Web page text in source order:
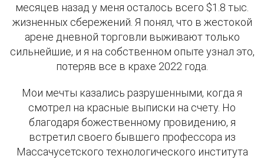
месяцев назад у меня осталось всего $1.8 тыс.
жизненных сбережений. Я понял, что в жестокой
арене дневной торговли выживают только
сильнейшие, и я на собственном опыте узнал это,
потеряв все в крахе 2022 года.
Мои мечты казались разрушенными, когда я
смотрел на красные выписки на счету. Но
благодаря божественному провидению, я
встретил своего бывшего профессора из
Массачусетского технологического института